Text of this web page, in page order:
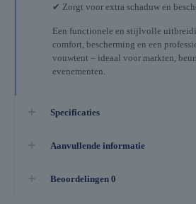
✔ Zorgt voor extra schaduw en
Een functionele en stijlvolle
comfort, bescherming en een
vouwtent – ideaal voor markten,
evenementen.
Specificaties
Aanvullende informatie
Beoordelingen 0